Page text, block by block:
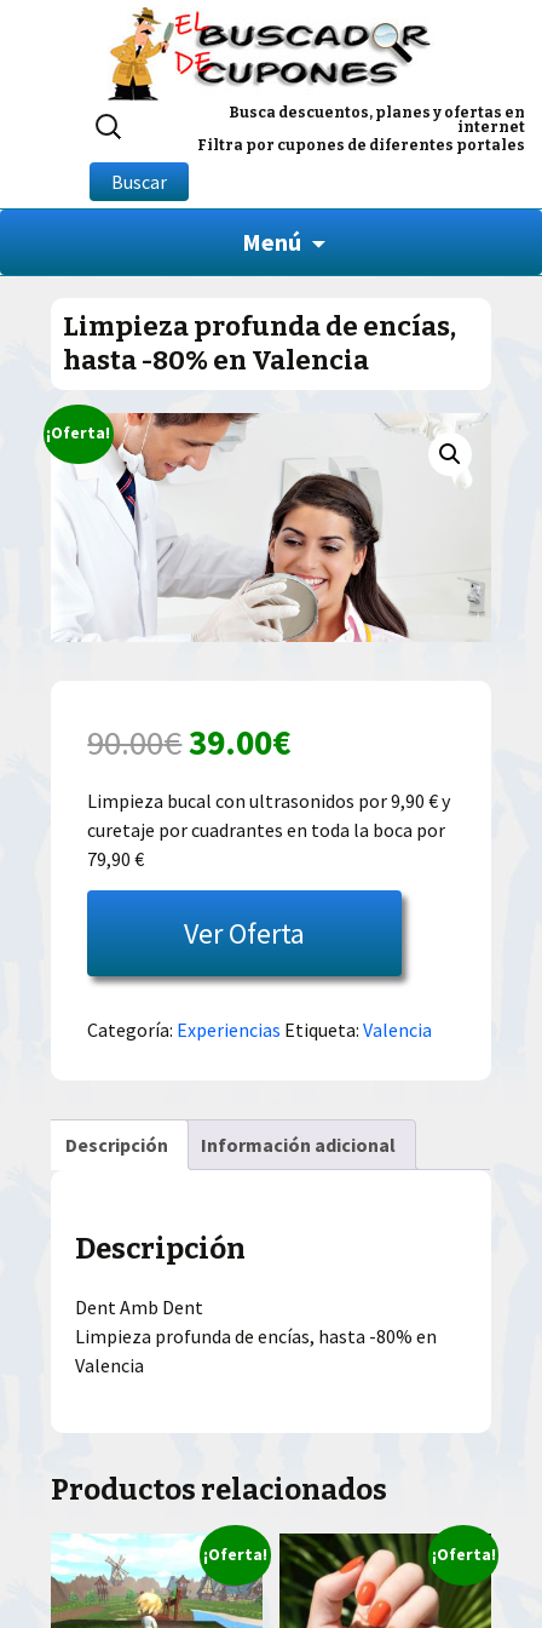
Busca descuentos, planes y ofertas en
internet
Filtra por cupones de diferentes portales
Buscar
por:
Buscar
Menú
Limpieza profunda de encías,
hasta -80% en Valencia
¡Oferta!
90.00€El
precio
original
era:
90.00€.
39.00€El
precio
actual
es:
39.00€.
Limpieza bucal con ultrasonidos por 9,90 € y
curetaje por cuadrantes en toda la boca por
79,90 €
Ver Oferta
Categoría: Experiencias Etiqueta:Valencia
Descripción Información adicional
Descripción
Dent Amb Dent
Limpieza profunda de encías, hasta -80% en
Valencia
Productos relacionados
¡Oferta! ¡Oferta!